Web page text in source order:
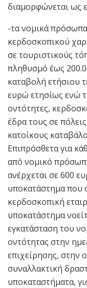
διαμορφώνεται ως
-τα νομικά
κερδοσκοπικού
σε τουριστικούς
πληθυσμό έως
καταβολή ετήσιου
ευρώ ετησίως ενώ
οντότητες,
έδρα τους σε
κατοίκους
Επιπρόσθετα για
από νομικό
ανέρχεται σε 600
υποκατάστημα που
κερδοσκοπική
υποκατάστημα
εγκατάσταση του
οντότητας στην
επιχείρησης, στην
συναλλακτική
υποκαταστήματα,